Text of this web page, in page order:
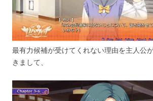
最有力候補が受けてくれない理由を主人公
きまして、